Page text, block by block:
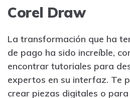
Corel Draw
La transformación que ha
de pago ha sido increíble,
encontrar tutoriales para
expertos en su interfaz. Te
crear piezas digitales o